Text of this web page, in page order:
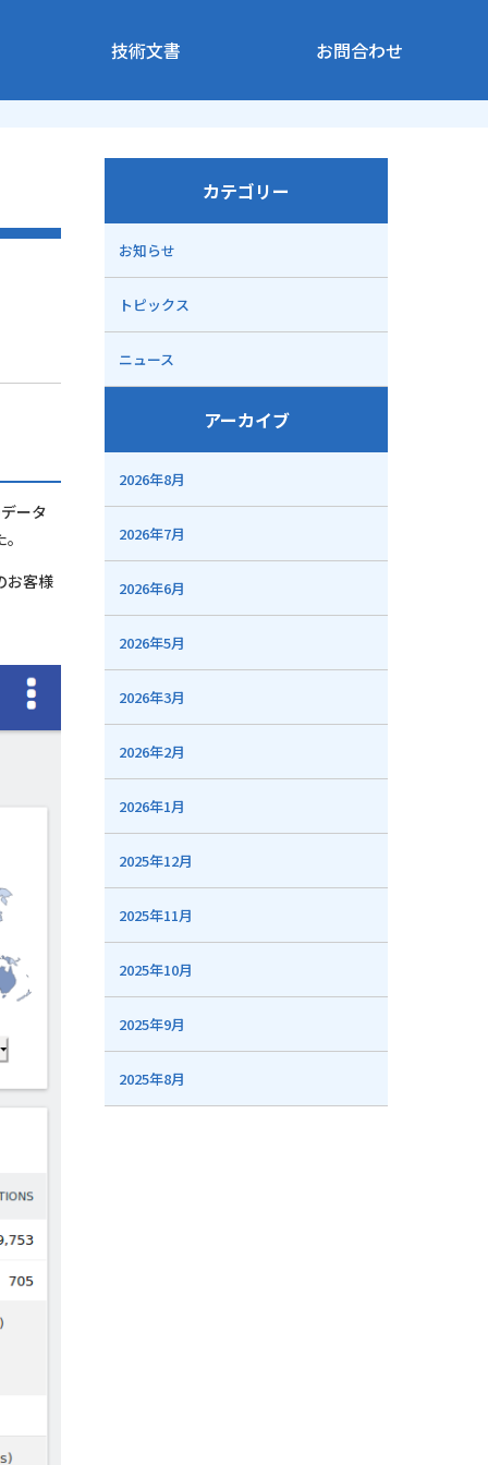
技術文書 お問合わせ
ータ
お客様
カテゴリー
お知らせ
トピックス
ニュース
アーカイブ
2026年8月
2026年7月
2026年6月
2026年5月
2026年3月
2026年2月
2026年1月
2025年12月
2025年11月
2025年10月
2025年9月
2025年8月